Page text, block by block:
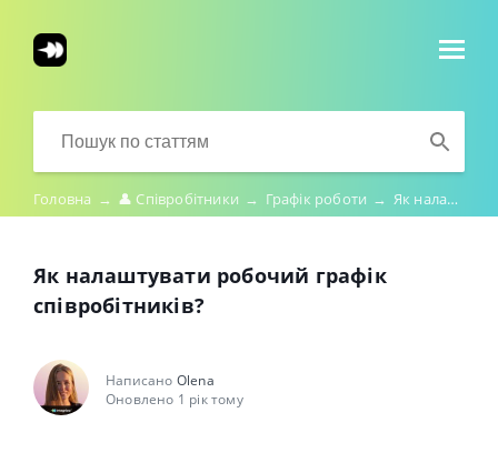
Головна → 👤 Співробітники → Графік роботи → Як налаштувати робочий графік співробітників?
Як налаштувати робочий графік
співробітників?
Написано Olena
Оновлено 1 рік тому